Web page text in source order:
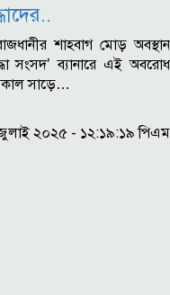
শাহবাগ মোড় অবস্থান
সংসদ’ ব্যানারে এই অবরোধ
সাড়ে…
২০২৫ - ১২:১৯:১৯ পিএম